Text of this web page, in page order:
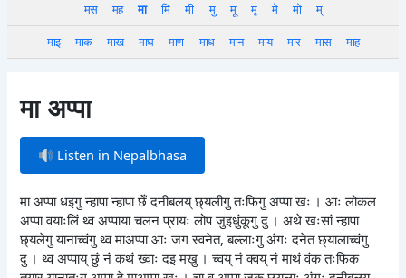
मस
मह मा मि मी मु मू मृ मे मो
म्
माइ
माक माख माघ माण माध मान माय मार मास माह
मा अप्पा
Listen in Nepalbhasa
मा अप्पा धइगु न्हापा न्हापा छेँ दनीबलय् छ्यलीगु तःफिगु अप्पा खः । आः लोकल
अप्पा वयाःलिं थ्व अप्पाया चलन प्रायः लोप जुइधुंकूगु दु । अथे खःसां न्हापा
छ्यलेगु यानाच्वंगु थ्व माअप्पा आः जग स्वनेत, बल्लाःगु अंगः दनेत छ्यालाच्वंगु
दु । थ्व अप्पाय् छुं नं कथं ख्वाः दइ मखु । च्वय् नं क्वय् नं माथं वंक तःफिक